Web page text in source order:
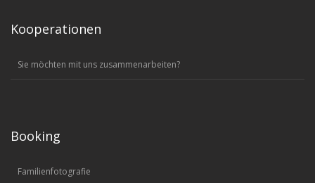
Kooperationen
Sie möchten mit uns zusammenarbeiten?
Booking
Familienfotografie